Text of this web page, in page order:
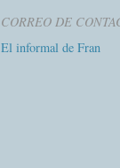
CORREO DE
El informal de Fran